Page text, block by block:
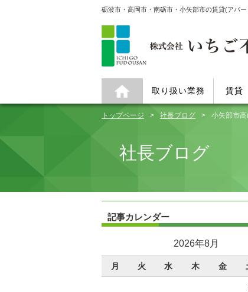
砺波市・高岡市・南砺市・小矢部市の賃貸(アパ
取り扱い業務 賃貸
トップページ 社長ブログ 小矢部市
社長ブログ
記事カレンダー
2026年8月
月 火 水 木 金